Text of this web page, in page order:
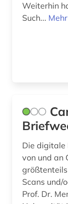
Weiterhin
Such...
Die digitale
von und an
Scans und/
Prof. Dr.